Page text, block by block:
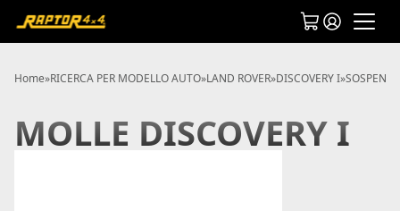
Home»RICERCA PER MODELLO AUTO»LAND ROVER»DISCOVERY I»
MOLLE DISCOVERY I